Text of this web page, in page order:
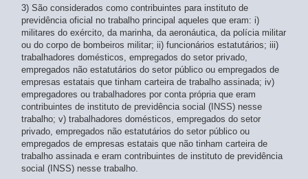
3) São considerados como contribuintes para instituto de
previdência oficial no trabalho principal aqueles que eram: i)
militares do exército, da marinha, da aeronáutica, da polícia militar
ou do corpo de bombeiros militar; ii) funcionários estatutários; iii)
trabalhadores domésticos, empregados do setor privado,
empregados não estatutários do setor público ou empregados de
empresas estatais que tinham carteira de trabalho assinada; iv)
empregadores ou trabalhadores por conta própria que eram
contribuintes de instituto de previdência social (INSS) nesse
trabalho; v) trabalhadores domésticos, empregados do setor
privado, empregados não estatutários do setor público ou
empregados de empresas estatais que não tinham carteira de
trabalho assinada e eram contribuintes de instituto de previdência
social (INSS) nesse trabalho.